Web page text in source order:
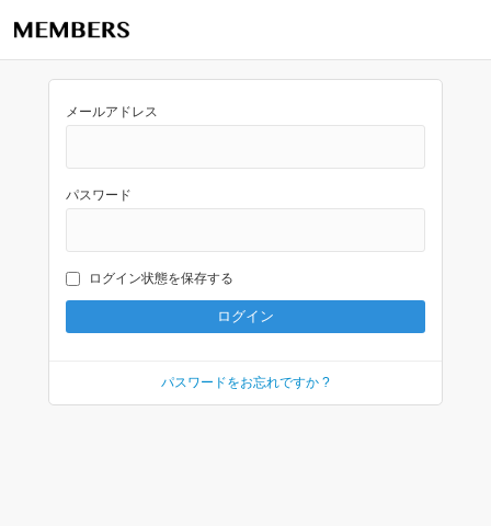
メールアドレス
パスワード
ログイン状態を保存する
パスワードをお忘れですか ?